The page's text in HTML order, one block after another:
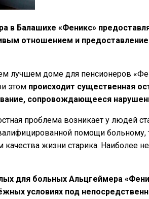
в Балашихе «Феникс»
отношением и
доме для пенсионеров
этом происходит существенная
сопровождающееся
проблема возникает у людей
помощи
жизни старика. Наиболее
для больных Альцгеймера
условиях под